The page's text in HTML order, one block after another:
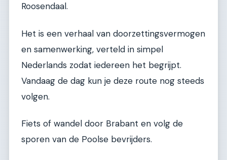
Roosendaal.
Het is een verhaal van doorzettingsvermogen
en samenwerking, verteld in simpel
Nederlands zodat iedereen het begrijpt.
Vandaag de dag kun je deze route nog steeds
volgen.
Fiets of wandel door Brabant en volg de
sporen van de Poolse bevrijders.